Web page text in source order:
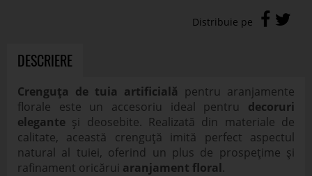
DESCRIERE
Crenguța de tuia artificială pentru aranjamente
florale este un accesoriu ideal pentru decoruri
elegante și deosebite. Realizată din materiale de
calitate, această crenguță imită perfect aspectul
natural al tuiei, oferind un plus de prospețime și
rafinament oricărui aranjament floral.